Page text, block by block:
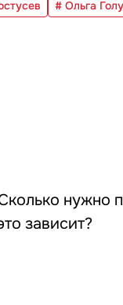
# Ольга
нужно
зависит?